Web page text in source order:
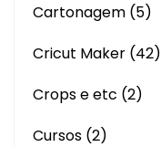
Cartonagem (5)
Cricut Maker (42)
Crops e etc (2)
Cursos (2)